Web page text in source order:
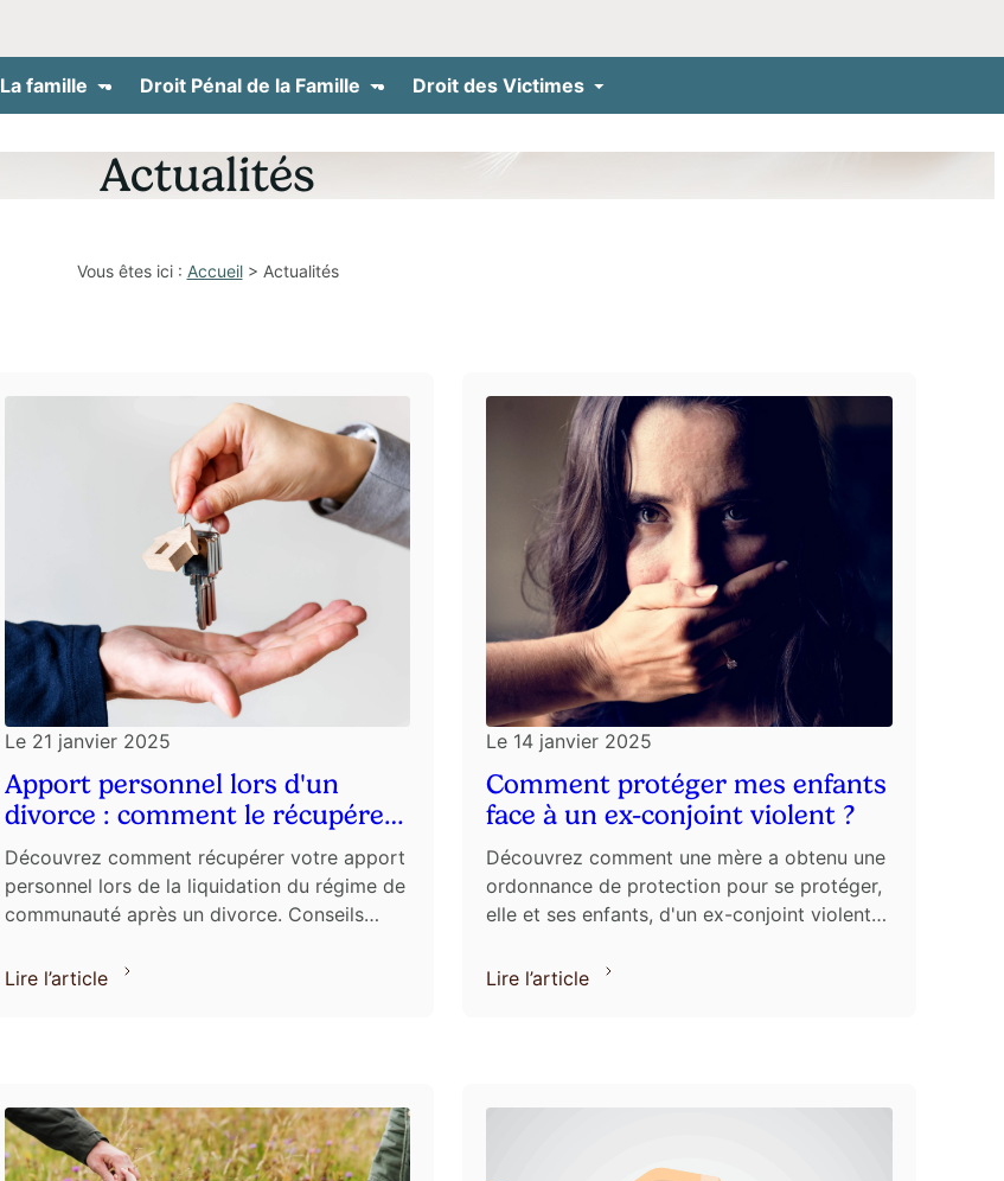
La famille Droit Pénal de la Famille Droit des Victimes
Actualités
Vous êtes ici : Accueil> Actualités
Le 21 janvier 2025
Apport personnel lors d'un
divorce : comment le récupérer
?
Découvrez comment récupérer votre apport
personnel lors de la liquidation du régime de
communauté après un divorce. Conseils
Lire l’article
Le 14 janvier 2025
Comment protéger mes enfants
face à un ex-conjoint violent ?
Découvrez comment une mère a obtenu une
ordonnance de protection pour se protéger,
elle et ses enfants, d'un ex-conjoint violent
Lire l’article